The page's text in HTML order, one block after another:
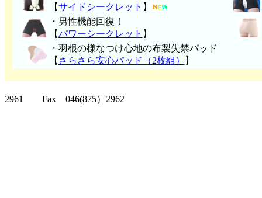
【サイドシークレット 】
・男性機能回復！
【パワーシークレット 】
・ 羽根の様なつけ心地の布製失禁パッ ド
【 さらさら安心パッド（2枚組） 】
2961 Fax 046(875）2962